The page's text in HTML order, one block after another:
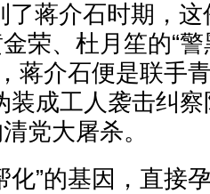
了蒋介石时期，
荣、杜月笙的“
蒋介石便是联手
装成工人袭击纠
党大屠杀。
化”的基因，直接